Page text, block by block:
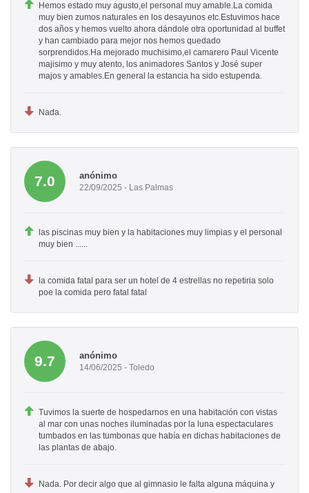
Hemos estado muy agusto,el personal muy amable.La comida
muy bien zumos naturales en los desayunos etc.Estuvimos hace
dos años y hemos vuelto ahora dándole otra oportunidad al buffet
y han cambiado para mejor nos hemos quedado
sorprendidos.Ha mejorado muchisimo,el camarero Paul Vicente
majisimo y muy atento, los animadores Santos y José super
majos y amables.En general la estancia ha sido estupenda.
Nada.
7.0 anónimo
22/09/2025 - Las Palmas
las piscinas muy bien y la habitaciones muy limpias y el personal
muy bien ......
la comida fatal para ser un hotel de 4 estrellas no repetiria solo
poe la comida pero fatal fatal
9.7 anónimo
14/06/2025 - Toledo
Tuvimos la suerte de hospedarnos en una habitación con vistas
al mar con unas noches iluminadas por la luna espectaculares
tumbados en las tumbonas que había en dichas habitaciones de
las plantas de abajo.
Nada. Por decir algo que al gimnasio le falta alguna máquina y